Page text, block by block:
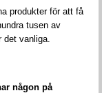
produkter för att få
tusen av
det vanliga.
någon på